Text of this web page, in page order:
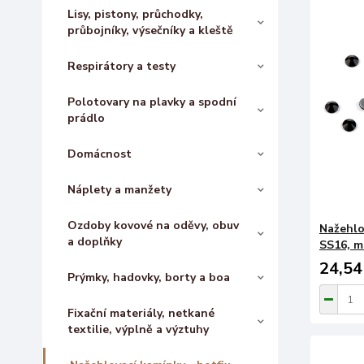
Lisy, pistony, průchodky,
průbojníky, výsečníky a kleště
Respirátory a testy
Polotovary na plavky a spodní
prádlo
Domácnost
Náplety a manžety
Ozdoby kovové na oděvy, obuv
a doplňky
Prýmky, hadovky, borty a boa
Fixační materiály, netkané
textilie, výplně a výztuhy
SS16,